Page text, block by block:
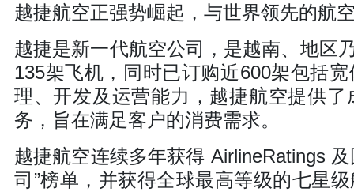
越捷航空正强势崛起，与世界领先的航
越捷是新一代航空公司，是越南、地区
135架飞机，同时已订购近600架包括
理、开发及运营能力，越捷航空提供
务，旨在满足客户的消费需求。
越捷航空连续多年获得 AirlineRatings
司”榜单，并获得全球最高等级的七星